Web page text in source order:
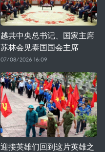
越共中央总书记、国家主席
苏林会见泰国国会主席
07/08/2026 16:09
迎接英雄们回到这片英雄之